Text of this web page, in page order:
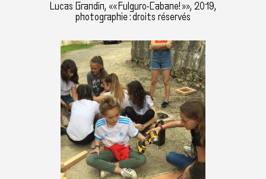
Lucas Grandin, «« Fulguro-Cabane! »», 2019,
photographie : droits réservés